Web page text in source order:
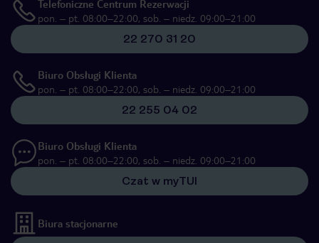
Telefoniczne Centrum Rezerwacji
pon. – pt. 08:00–22:00, sob. – niedz. 09:00–21:00
22 270 31 20
Biuro Obsługi Klienta
pon. – pt. 08:00–22:00, sob. – niedz. 09:00–21:00
22 255 04 02
Biuro Obsługi Klienta
pon. – pt. 08:00–22:00, sob. – niedz. 09:00–21:00
Czat w myTUI
Biura stacjonarne